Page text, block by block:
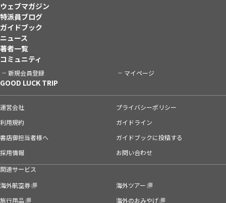
ウェブマガジン
特派員ブログ
ガイドブック
ニュース
著者一覧
コミュニティ
新規会員登録 マイページ
GOOD LUCK TRIP
運営会社
プライバシーポリシー
利用規約
ガイドライン
書店御担当者様へ
ガイドブックに投稿する
採用情報
お問い合わせ
関連サービス
海外航空券
海外ツアー
旅行用品
海外のおみやげ